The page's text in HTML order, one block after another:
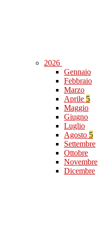
2026
Gennaio
Febbraio
Marzo
Aprile 5
Maggio
Giugno
Luglio
Agosto 5
Settembre
Ottobre
Novembre
Dicembre